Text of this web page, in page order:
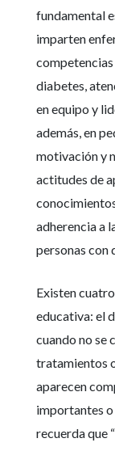
fundamental
imparten
diabetes,
en equipo y
además, en
motivación y
actitudes de
adherencia a
personas con
Existen
educativa: el
cuando no se
tratamientos
aparecen
importantes o
recuerda que